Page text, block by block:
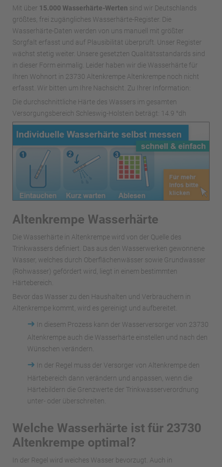
Mit über 15.000 Wasserhärte-Werten sind wir Deutschlands
größtes, frei zugängliches Wasserhärte-Register. Die
Wasserhärte-Daten werden von uns manuell mit größter
Sorgfalt erfasst und auf Plausibilität überprüft. Unser Register
wächst stetig weiter. Unsere gesetzten Qualitätsstandards sind
in dieser Form einmalig. Leider haben wir die Wasserhärte für
Ihren Wohnort in 23730 Altenkrempe Altenkrempe noch nicht
erfasst. Wir bitten um Ihre Nachsicht. Zu Ihrer Information:
Die durchschnittliche Härte des Wassers im gesamten
Versorgungsbereich Schleswig-Holstein beträgt: 14.9 °dh
Altenkrempe Wasserhärte
Die Wasserhärte in Altenkrempe wird von der Quelle des
Trinkwassers definiert. Das aus den Wasserwerken gewonnene
Wasser, welches durch Oberflächenwässer sowie Grundwasser
(Rohwasser) gefördert wird, liegt in einem bestimmten
Härtebereich.
Bevor das Wasser zu den Haushalten und Verbrauchern in
Altenkrempe kommt, wird es gereinigt und aufbereitet.
➜
In diesem Prozess kann der Wasserversorger von 23730
Altenkrempe auch die Wasserhärte einstellen und nach den
Wünschen verändern.
➜
In der Regel muss der Versorger von Altenkrempe den
Härtebereich dann verändern und anpassen, wenn die
Härtebildern die Grenzwerte der Trinkwasserverordnung
unter- oder überschreiten.
Welche Wasserhärte ist für 23730
Altenkrempe optimal?
In der Regel wird weiches Wasser bevorzugt. Auch in